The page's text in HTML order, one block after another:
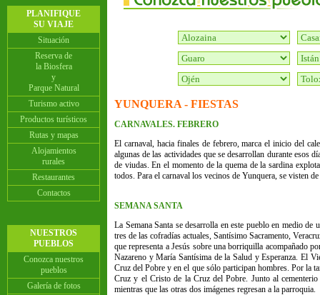
PLANIFIQUE
SU VIAJE
Situación
Reserva de
la Biosfera
y
Parque Natural
Turismo activo
Productos turísticos
Rutas y mapas
Alojamientos
rurales
Restaurantes
Contactos
NUESTROS
PUEBLOS
Conozca nuestros
pueblos
Galería de fotos
YUNQUERA - FIESTAS
CARNAVALES. FEBRERO
El carnaval, hacia finales de febrero, marca el inicio del
algunas de las actividades que se desarrollan durante esos
de viudas. En el momento de la quema de la sardina
todos. Para el carnaval los vecinos de Yunquera, se visten
SEMANA SANTA
La Semana Santa se desarrolla en este pueblo en medio
tres de las cofradías actuales, Santísimo Sacramento,
que representa a Jesús sobre una borriquilla acompañado
Nazareno y María Santísima de la Salud y Esperanza. El
Cruz del Pobre y en el que sólo participan hombres. Por la
Cruz y el Cristo de la Cruz del Pobre. Junto al
mientras que las otras dos imágenes regresan a la parroquia.